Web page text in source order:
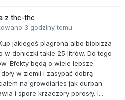
z thc-thc
3 godziny temu
jakiegoś plagrona albo biobizza
w doniczki takie 25 litrów. Do tego
Efekty będą o wiele lepsze.
w ziemii i zasypać dobrą
na growdiaries jak durban
i spore krzaczory porosły. I...